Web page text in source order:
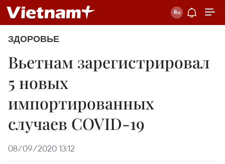
ЗДОРОВЬЕ
Вьетнам зарегистрировал
5 новых
импортированных
случаев COVID-19
08/09/2020 13:12